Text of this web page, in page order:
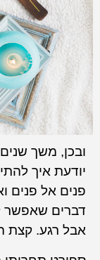
ובכן, משך שנים
יודעת איך
פנים אל פנים
דברים שאפשר
אבל רגע. קצת